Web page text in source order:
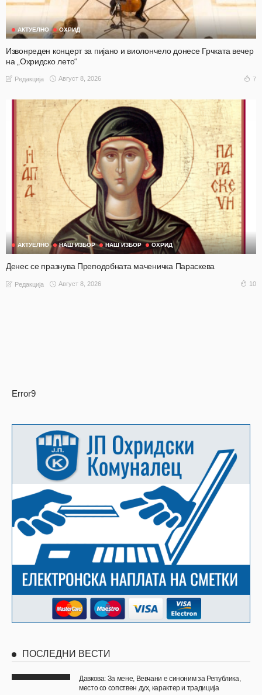
АКТУЕЛНО ОХРИД
Извонреден концерт за пијано и виолончело донесе Грчката вечер
на „Охридско лето“
Редакција Август 8, 2026 7
АКТУЕЛНО НАШ ИЗБОР НАШ ИЗБОР ОХРИД
Денес се празнува Преподобната маченичка Параскева
Редакција Август 8, 2026 10
Error9
ПОСЛЕДНИ ВЕСТИ
Давкова: За мене, Вевчани е синоним за Република,
место со сопствен дух, карактер и традиција